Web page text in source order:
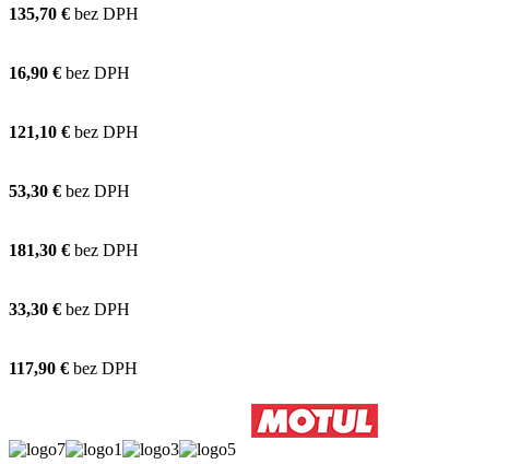
135,70 € bez DPH
16,90 € bez DPH
121,10 € bez DPH
53,30 € bez DPH
181,30 € bez DPH
33,30 € bez DPH
117,90 € bez DPH